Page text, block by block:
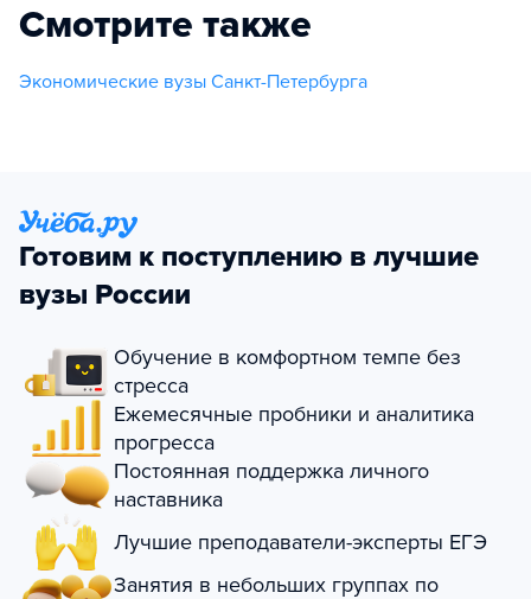
Смотрите также
Экономические вузы Санкт-Петербурга
Готовим к поступлению в лучшие
вузы России
Обучение в комфортном темпе без
стресса
Ежемесячные пробники и аналитика
прогресса
Постоянная поддержка личного
наставника
Лучшие преподаватели-эксперты ЕГЭ
Занятия в небольших группах по